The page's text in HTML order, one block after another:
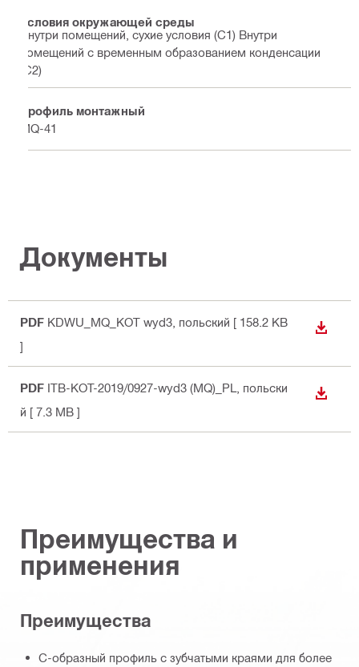
Условия окружающей среды
Внутри помещений, сухие условия (C1) Внутри
помещений с временным образованием конденсации
(C2)
Профиль монтажный
MQ-41
Документы
PDF KDWU_MQ_KOT wyd3 , польский [ 158.2 KB
]
PDF ITB-KOT-2019/0927-wyd3 (MQ)_PL , польски
й [ 7.3 MB ]
Преимущества и
применения
Преимущества
С-образный профиль с зубчатыми краями для более